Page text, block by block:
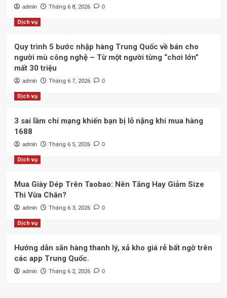
admin Tháng 6 8, 2026 0
Dịch vụ
Quy trình 5 bước nhập hàng Trung Quốc về bán cho
người mù công nghệ – Từ một người từng “chơi lớn”
mất 30 triệu
admin Tháng 6 7, 2026 0
Dịch vụ
3 sai lầm chí mạng khiến bạn bị lỗ nặng khi mua hàng
1688
admin Tháng 6 5, 2026 0
Dịch vụ
Mua Giày Dép Trên Taobao: Nên Tăng Hay Giảm Size
Thì Vừa Chân?
admin Tháng 6 3, 2026 0
Dịch vụ
Hướng dẫn săn hàng thanh lý, xả kho giá rẻ bất ngờ trên
các app Trung Quốc.
admin Tháng 6 2, 2026 0